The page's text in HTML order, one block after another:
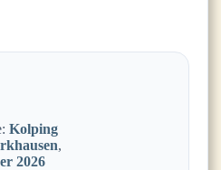
Kolping
,
2026